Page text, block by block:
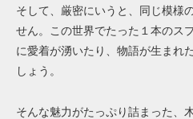
そして、厳密にいうと、同じ模様
せん。この世界でたった１本のス
に愛着が湧いたり、物語が生まれ
しょう。
そんな魅力がたっぷり詰まった、